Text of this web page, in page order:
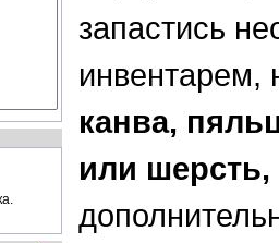
запастись
инвентарем,
канва,
или